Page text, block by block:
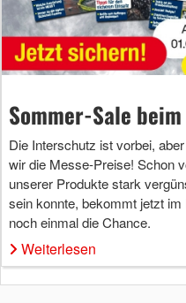
Sommer-Sale
Die Interschutz ist vorbei,
wir die Messe-Preise! Schon
unserer Produkte stark
sein konnte, bekommt jetzt
noch einmal die Chance.
Weiterlesen